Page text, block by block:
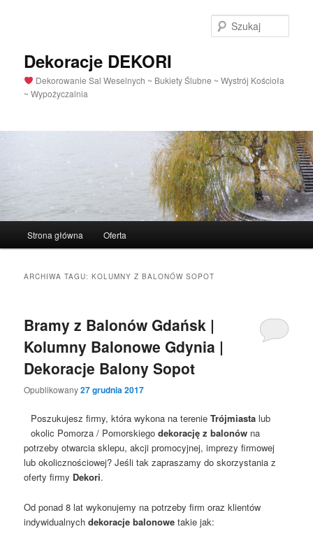
Dekoracje DEKORI
Dekorowanie Sal Weselnych ~ Bukiety Ślubne ~ Wystrój Kościoła
~ Wypożyczalnia
główne
Przeskocz
Przeskocz
Strona główna Oferta
ARCHIWA TAGU:KOLUMNY Z BALONÓW SOPOT
Bramy z Balonów Gdańsk |
Kolumny Balonowe Gdynia |
Dekoracje Balony Sopot
Opublikowany27 grudnia 2017
Poszukujesz firmy, która wykona na terenieTrójmiasta lub
okolic Pomorza / Pomorskiegodekorację z balonów na
potrzeby otwarcia sklepu, akcji promocyjnej, imprezy firmowej
lub okolicznościowej? Jeśli tak zapraszamy do skorzystania z
oferty firmy Dekori.
Od ponad 8 lat wykonujemy na potrzeby firm oraz klientów
indywidualnychdekoracje balonowe takie jak: